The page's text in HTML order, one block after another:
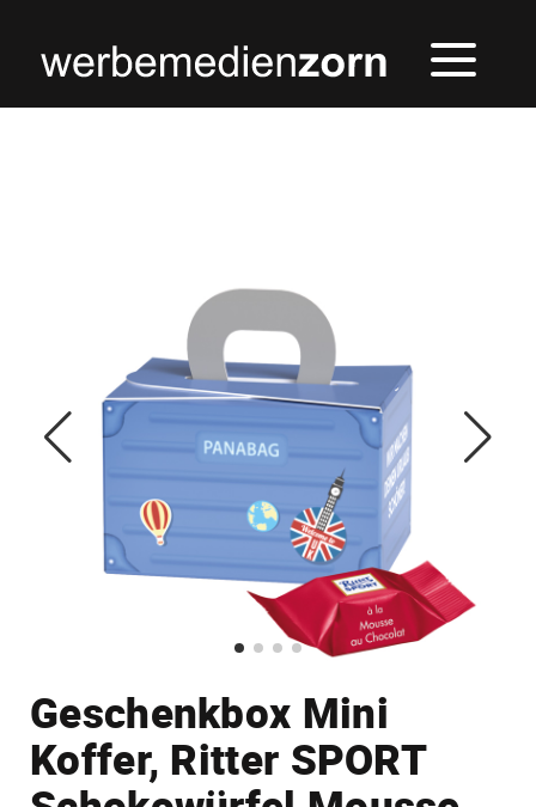
Geschenkbox Mini
Koffer, Ritter SPORT